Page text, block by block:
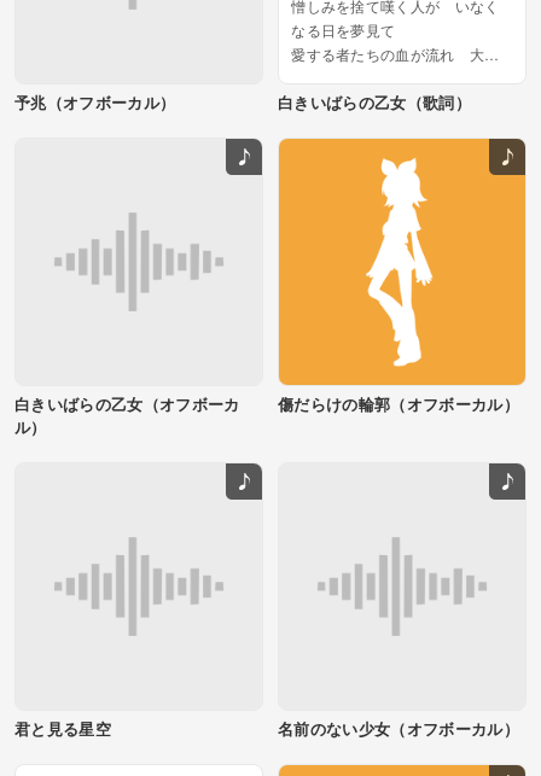
予兆（オフボーカル）
憎しみを捨て嘆く人が いなく
なる日を夢見て
愛する者たちの血が流れ 大地
終わることない戦は いつまで
無数の矢が空...
白きいばらの乙女（歌詞）
白きいばらの乙女（オフボーカ
ル）
傷だらけの輪郭（オフボーカル）
君と見る星空 名前のない少女（オフボーカル）